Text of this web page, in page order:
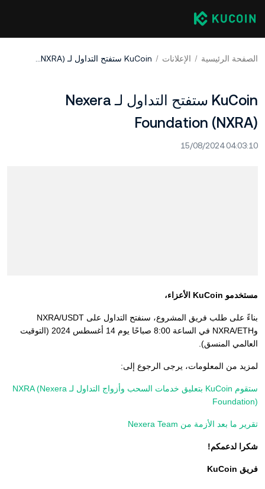
الصفحة الرئيسية الإعلانات KuCoin ستفتح التداول لـ Nexera Foundation (NXRA)
KuCoin ستفتح التداول لـ Nexera
Foundation (NXRA)
15/08/2024 04:03:10
مستخدمو KuCoin الأعزاء،
بناءً على طلب فريق المشروع، سنفتح التداول على NXRA/USDT
وNXRA/ETH في الساعة 8:00 صباحًا يوم 14 أغسطس 2024 (التوقيت
العالمي المنسق).
لمزيد من المعلومات، يرجى الرجوع إلى:
ستقوم KuCoin بتعليق خدمات السحب وأزواج التداول لـ NXRA (Nexera
Foundation)
تقرير ما بعد الأزمة من Nexera Team
شكرا لدعمكم!
فريق KuCoin